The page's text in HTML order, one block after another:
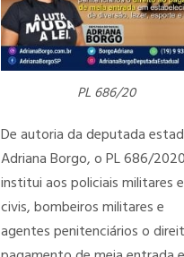
PL 686/20
De autoria da deputada
Adriana Borgo, o PL 686/
institui aos policiais militares e
civis, bombeiros militares e
agentes penitenciários o